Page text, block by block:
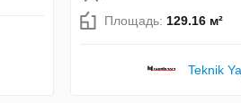
Площадь: 129.16 м²
Teknik